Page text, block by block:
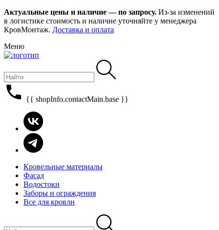
Актуальные цены и наличие — по запросу. Из-за изменений
в логистике стоимость и наличие уточняйте у менеджера
КровМонтаж. Доставка и оплата
Меню
{{ shopInfo.contactMain.base }}
Кровельные материалы
Фасад
Водостоки
Заборы и ограждения
Все для кровли